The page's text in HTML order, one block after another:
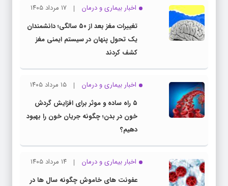
اخبار بیماری و درمان
۱۷ مرداد ۱۴۰۵
تغییرات مغز بعد از ۵۰ سالگی؛ دانشمندان
یک تحول پنهان در سیستم ایمنی مغز
کشف کردند
اخبار بیماری و درمان
۱۵ مرداد ۱۴۰۵
۵ راه ساده و موثر برای افزایش گردش
خون در بدن؛ چگونه جریان خون را بهبود
دهیم؟
اخبار بیماری و درمان
۱۴ مرداد ۱۴۰۵
عفونت های خاموش چگونه سال ها در